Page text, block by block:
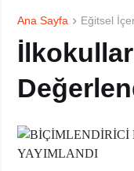
Ana Sayfa Eğitsel